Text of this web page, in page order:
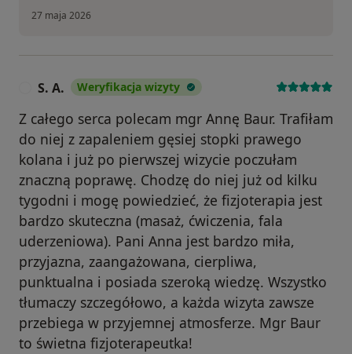
27 maja 2026
S. A. Weryfikacja wizyty
Z całego serca polecam mgr Annę Baur. Trafiłam
do niej z zapaleniem gęsiej stopki prawego
kolana i już po pierwszej wizycie poczułam
znaczną poprawę. Chodzę do niej już od kilku
tygodni i mogę powiedzieć, że fizjoterapia jest
bardzo skuteczna (masaż, ćwiczenia, fala
uderzeniowa). Pani Anna jest bardzo miła,
przyjazna, zaangażowana, cierpliwa,
punktualna i posiada szeroką wiedzę. Wszystko
tłumaczy szczegółowo, a każda wizyta zawsze
przebiega w przyjemnej atmosferze. Mgr Baur
to świetna fizjoterapeutka!